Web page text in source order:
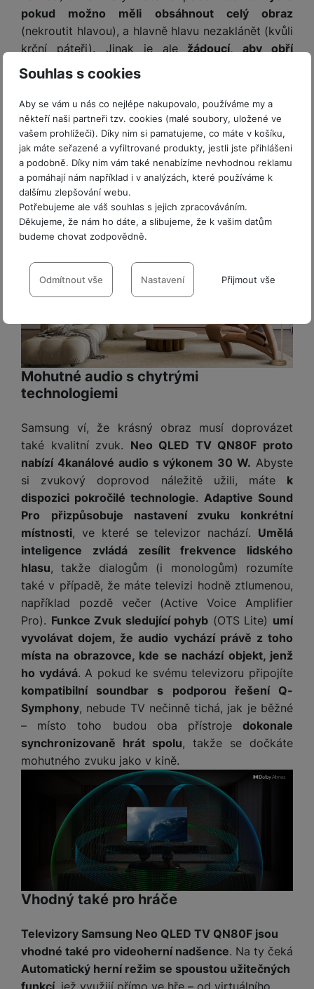
Souhlas s cookies
Aby se vám u nás co nejlépe nakupovalo, používáme my a
někteří naši partneři tzv. cookies (malé soubory, uložené ve
vašem prohlížeči). Díky nim si pamatujeme, co máte v košíku,
jak máte seřazené a vyfiltrované produkty, jestli jste přihlášeni
a podobně. Díky nim vám také nenabízíme nevhodnou reklamu
a pomáhají nám například i v analýzách, které používáme k
dalšímu zlepšování webu.
Potřebujeme ale váš souhlas s jejich zpracováváním.
Děkujeme, že nám ho dáte, a slibujeme, že k vašim datům
budeme chovat zodpovědně.
Nastavení souhlasů s kategoriemi
cookies
VŽDY AKTIVNÍ
Technické cookies umožňují váš průchod nákupním košíkem,
porovnávání produktů a další nezbytné funkce.
Preferenční a rozšířené funkce
Preferenční a rozšířené funkce-abyste nemuseli vše
nastavovat znovu a abyste se s námi mohli spojit např. pomocí
Díky těmto cookies vám práci s naším webem dokážeme ještě
zpříjemnit. Dokážeme si zapamatovat vaše nastavení, mohou
vám pomoci s vyplňováním formulářů, umožní nám zobrazit
služby jako je chat a podobně.
Analytickéabychom věděli, jak se na webu chováte, a mohli
náš web dále zlepšovat .
Povoleno
Tyto cookies nám umožňují měření výkonu našeho webu i
našich reklamních kampaní. Jejich pomocí určujeme počet
návštěv a zdroje návštěv našich internetových stránek. Data
získaná pomocí těchto cookies zpracováváme souhrnně a
anonymně, takže nejsme schopni identifikovat konkrétní
uživatele našeho webu.
Marketingové
Marketingové-
abychom vás neobtěžovali nevhodnou
reklamou
Povoleno
Marketingové cookies používáme my nebo naši partneři,
abychom vám mohli zobrazit vhodné obsahy nebo reklamy jak
na našich stránkách, tak na stránkách třetích stran.
Odmítnout vše Nastavení Přijmout vše
pokud možno měli obsáhnout celý obraz
(nekroutit hlavou), a hlavně hlavu nezaklánět (kvůli
krční páteři). Jinak je aležádoucí, aby obří
televizor vyplnil vaše zorné pole
elegantnímu, prakticky bezrámečkovému
designu NeoSlimje navíc tato ultratenká televize
ozdobou jakékoli místnosti.Samsung Neo QLED
TV QN80F je dostupný v následujících
úhlopříčkách.
50″ model má trochu nižší verzi panelu, větší
modely mají shodnou výbavu.
75″|85″| 100″
Mohutné audio s chytrými
technologiemi
Samsung ví, že krásný obraz musí doprovázet
také kvalitní zvuk. Neo QLED TV QN80F proto
nabízí 4kanálové audio s výkonem 30 W. Abyste
si zvukový doprovod náležitě užili, máte k
dispozici pokročilé technologie. Adaptive Sound
Pro
přizpůsobuje nastavení zvuku konkrétní
místnosti, ve které se televizor nachází. Umělá
inteligence zvládá zesílit frekvence lidského
hlasu, takže dialogům (i monologům) rozumíte
také v případě, že máte televizi hodně ztlumenou,
například pozdě večer (Active Voice Amplifier
Pro). Funkce Zvuk sledující pohyb (OTS Lite) umí
vyvolávat dojem, že audio vychází právě z toho
místa na obrazovce, kde se nachází objekt, jenž
ho vydává. A pokud ke svému televizoru připojíte
kompatibilní soundbar s podporou řešení Q-
Symphony, nebude TV nečinně tichá, jak je běžné
– místo toho budou oba přístroje dokonale
synchronizovaně hrát spolu, takže se dočkáte
mohutného zvuku jako v kině.
Vhodný také pro hráče
Televizory Samsung Neo QLED TV QN80F jsou
vhodné také pro videoherní nadšence. Na ty čeká
Automatický herní režim se spoustou užitečných
funkcí, jež využijí přímo ve hře – od virtuálního